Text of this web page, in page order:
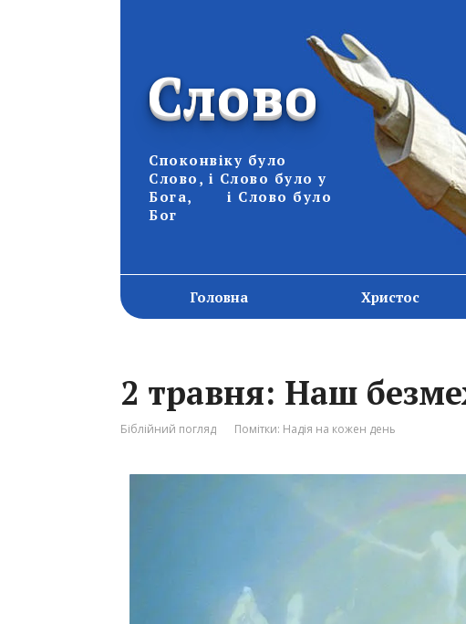
Слово
Споконвіку було
Слово, і Слово було у
Бога, і Слово було
Бог
Головна Христос
2 травня: Наш
Біблійний погляд Помітки: Надія на кожен день